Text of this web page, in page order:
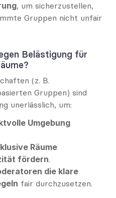
, um sicherzustellen,
Gruppen nicht unfair
Belästigung für
(z. B.
Gruppen) sind
unerlässlich, um:
Umgebung
Räume
fördern.
die klare
fair durchzusetzen.